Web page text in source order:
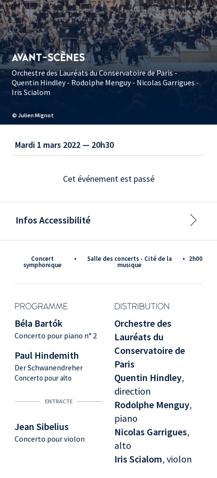
© Julien Mignot
AVANT-SCÈNES
Orchestre des Lauréats du Conservatoire de Paris -
Quentin Hindley - Rodolphe Menguy - Nicolas Garrigues -
Iris Scialom
Concert
symphonique
• Salle des concerts - Cité de la
musique
• 2h00
PROGRAMME DISTRIBUTION
Béla Bartók
Concerto pour piano n° 2
Paul Hindemith
Der Schwanendreher
Concerto pour alto
ENTRACTE
Jean Sibelius
Concerto pour violon
Orchestre des
Lauréats du
Conservatoire de
Paris
Quentin Hindley,
direction
Rodolphe Menguy,
piano
Nicolas Garrigues,
alto
Iris Scialom, violon
Mardi 1 mars 2022 — 20h30
Cet événement est passé
Infos Accessibilité